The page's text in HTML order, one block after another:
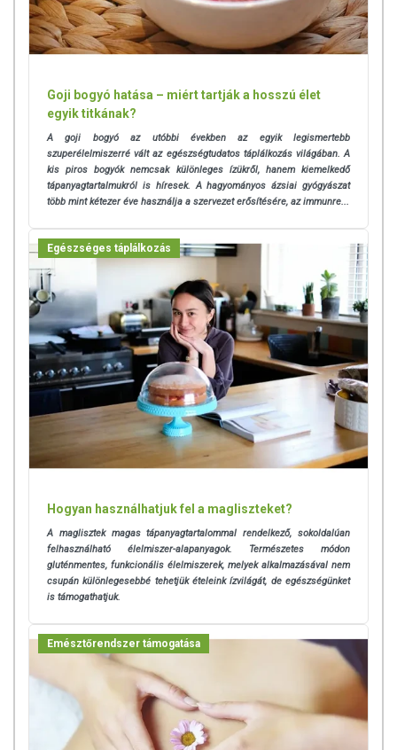
Goji bogyó hatása – miért tartják a hosszú élet
egyik titkának?
A goji bogyó az utóbbi években az egyik legismertebb
szuperélelmiszerré vált az egészségtudatos táplálkozás világában. A
kis piros bogyók nemcsak különleges ízükről, hanem kiemelkedő
tápanyagtartalmukról is híresek. A hagyományos ázsiai gyógyászat
több mint kétezer éve használja a szervezet erősítésére, az immunre...
Egészséges táplálkozás
Hogyan használhatjuk fel a magliszteket?
A maglisztek magas tápanyagtartalommal rendelkező, sokoldalúan
felhasználható élelmiszer-alapanyagok. Természetes módon
gluténmentes, funkcionális élelmiszerek, melyek alkalmazásával nem
csupán különlegesebbé tehetjük ételeink ízvilágát, de egészségünket
is támogathatjuk.
Emésztőrendszer támogatása